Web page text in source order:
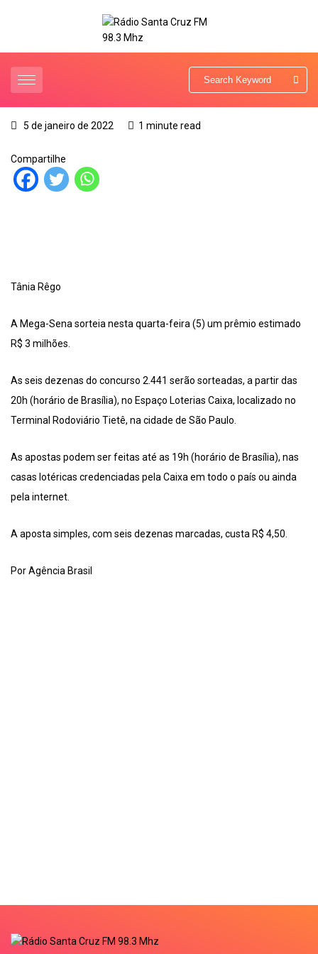
5 de janeiro de 2022 1 minute read
Compartilhe
Tânia Rêgo
A Mega-Sena sorteia nesta quarta-feira (5) um prêmio estimado
R$ 3 milhões.
As seis dezenas do concurso 2.441 serão sorteadas, a partir das
20h (horário de Brasília), no Espaço Loterias Caixa, localizado no
Terminal Rodoviário Tietê, na cidade de São Paulo.
As apostas podem ser feitas até as 19h (horário de Brasília), nas
casas lotéricas credenciadas pela Caixa em todo o país ou ainda
pela internet.
A aposta simples, com seis dezenas marcadas, custa R$ 4,50.
Por Agência Brasil